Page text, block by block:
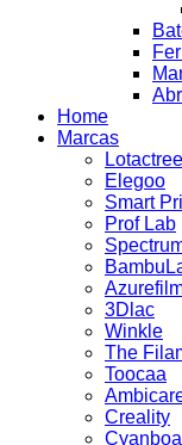
Home
Marcas
Lotactree
Elegoo
Smart
Prof Lab
3Dlac
Winkle
The
Toocaa
Creality